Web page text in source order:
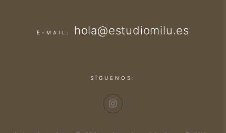
E-MAIL: hola@estudiomilu.es
SÍGUENOS: